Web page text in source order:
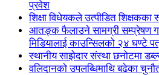
प्रवेश
शिक्षा विधेयकले उत्पीडित शिक्षकका
आतङ्क फैलाउने सामग्री सम्प्रेषण
मिडियालाई काउन्सिलको २४ घण्टे
स्थानीय साझेदार संस्था छनोटमा
वलिदानको उपलब्धिमाथि बढेका